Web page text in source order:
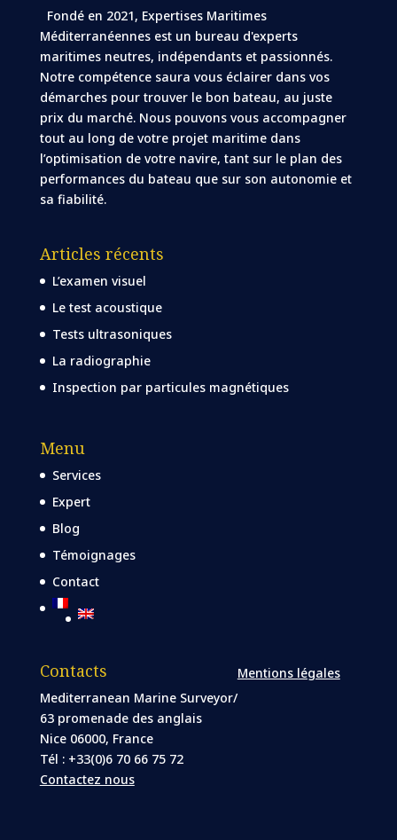
Fondé en 2021, Expertises Maritimes
Méditerranéennes est un bureau d'experts
maritimes neutres, indépendants et passionnés.
Notre compétence saura vous éclairer dans vos
démarches pour trouver le bon bateau, au juste
prix du marché. Nous pouvons vous accompagner
tout au long de votre projet maritime dans
l’optimisation de votre navire, tant sur le plan des
performances du bateau que sur son autonomie et
sa fiabilité.
Articles récents
L’examen visuel
Le test acoustique
Tests ultrasoniques
La radiographie
Inspection par particules magnétiques
Menu
Services
Expert
Blog
Témoignages
Contact
Contacts
Mediterranean Marine Surveyor/
63 promenade des anglais
Nice 06000, France
Tél : +33(0)6 70 66 75 72
Contactez nous
Mentions légales